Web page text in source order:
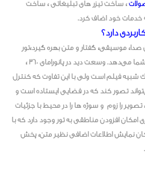
، ساخت تیزر های تبلیغاتی ، ساخت
دارد؟
موسیقی، گفتار و متن بهره گیرد،تور
مجازی قابلیتی مابین عکس و فیلم را به شما می‌دهد. وسعت دید در پانورامای ۳۶۰ ،
فیلم است ولی با این تفاوت که کنترل
تصور کند که در فضایی ایستاده است و
را زوم و سوژه ها را در محیط با جزئیات
افزودن مناطقی به تور وجود دارد که با
نمایش اطلاعات اضافی نظیر متن، پخش